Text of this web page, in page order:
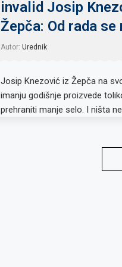
invalid Josip
Žepča: Od rada
Autor: Urednik
Josip Knezović iz Žepča na
imanju godišnje proizvede
prehraniti manje selo. I ništa